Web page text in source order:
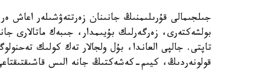
جىلجىمالى قۇرىلىمنىڭ جانىنان زەرتتەۋشىلەر اعاش
بولشەكتەرى، زەرگەرلىك بۇيىمدار، جىبەك ماتالارى
تاپتى. جالپى العاندا، بۇل ولجالار تەك كولىك
قولونەردىڭ، كيىم-كەشەكتىڭ جانە الىس